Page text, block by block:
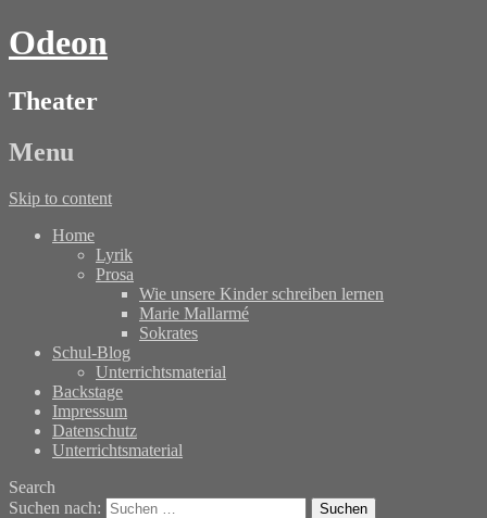
Odeon
Theater
Menu
Skip to content
Home
Lyrik
Prosa
Wie unsere Kinder schreiben lernen
Marie Mallarmé
Sokrates
Schul-Blog
Unterrichtsmaterial
Backstage
Impressum
Datenschutz
Unterrichtsmaterial
Search
Suchen nach: